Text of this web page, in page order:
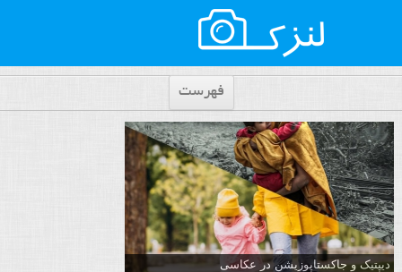
فهرست
دیپتیک و جاکستا‌پوزیشن در عکاسی